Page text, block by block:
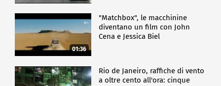
01:36
"Matchbox", le macchinine
diventano un film con John
Cena e Jessica Biel
Rio de Janeiro, raffiche di vento
a oltre cento all'ora: cinque